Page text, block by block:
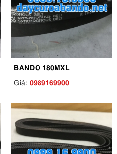
BANDO 180MXL
Giá: 0989169900